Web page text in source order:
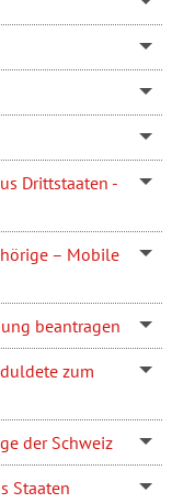
Drittstaaten -
– Mobile
beantragen
zum
der Schweiz
Staaten